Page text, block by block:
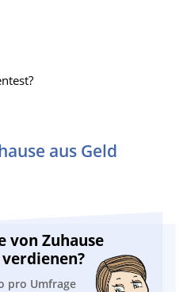
aus Geld
von Zuhause
pro Umfrage